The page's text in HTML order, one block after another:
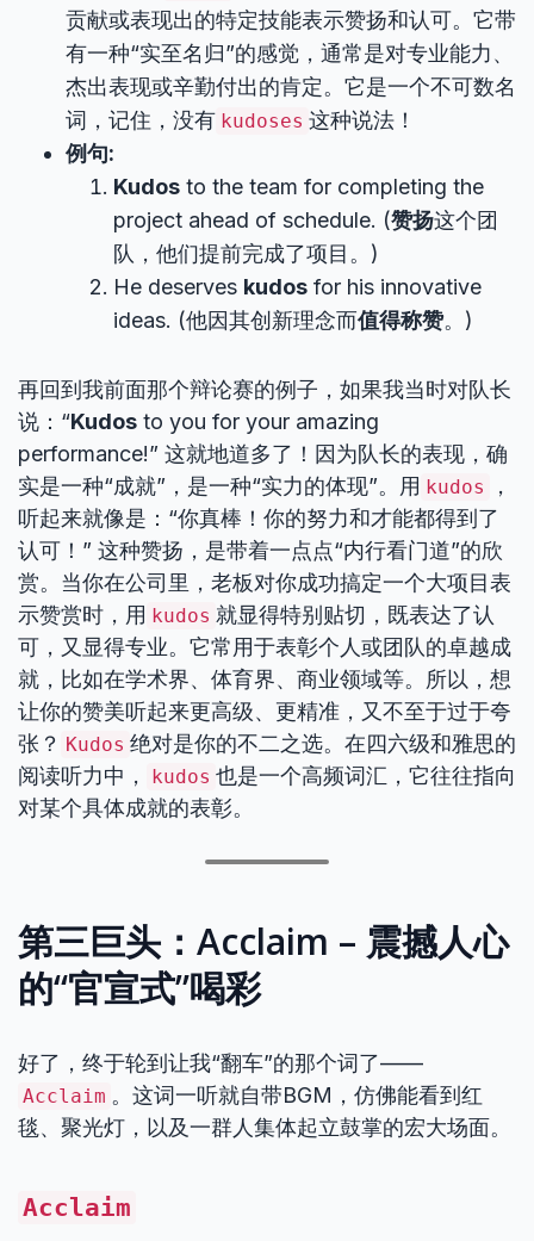
贡献或表现出的特定技能表示赞扬和认可。它带
有一种“实至名归”的感觉，通常是对专业能力、
杰出表现或辛勤付出的肯定。它是一个不可数名
词，记住，没有 kudoses 这种说法！
例句:
Kudos to the team for completing the
project ahead of schedule. (赞扬这个团
队，他们提前完成了项目。)
He deserves kudos for his innovative
ideas. (他因其创新理念而值得称赞。)
再回到我前面那个辩论赛的例子，如果我当时对队长
说：“Kudos to you for your amazing
performance!” 这就地道多了！因为队长的表现，确
实是一种“成就”，是一种“实力的体现”。用 kudos
，
听起来就像是：“你真棒！你的努力和才能都得到了
认可！” 这种赞扬，是带着一点点“内行看门道”的欣
赏。当你在公司里，老板对你成功搞定一个大项目表
示赞赏时，用 kudos 就显得特别贴切，既表达了认
可，又显得专业。它常用于表彰个人或团队的卓越成
就，比如在学术界、体育界、商业领域等。所以，想
让你的赞美听起来更高级、更精准，又不至于过于夸
张？ Kudos 绝对是你的不二之选。在四六级和雅思的
阅读听力中，
kudos 也是一个高频词汇，它往往指向
对某个具体成就的表彰。
第三巨头：Acclaim – 震撼人心
的“官宣式”喝彩
好了，终于轮到让我“翻车”的那个词了——
Acclaim 。这词一听就自带BGM，仿佛能看到红
毯、聚光灯，以及一群人集体起立鼓掌的宏大场面。
Acclaim